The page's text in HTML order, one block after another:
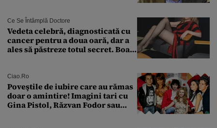
Ce Se Întâmplă Doctore
Vedeta celebră, diagnosticată cu
cancer pentru a doua oară, dar a
ales să păstreze totul secret. Boala
Ciao.ro
Poveştile de iubire care au rămas
doar o amintire! Imagini tari cu
Gina Pistol, Răzvan Fodor sau